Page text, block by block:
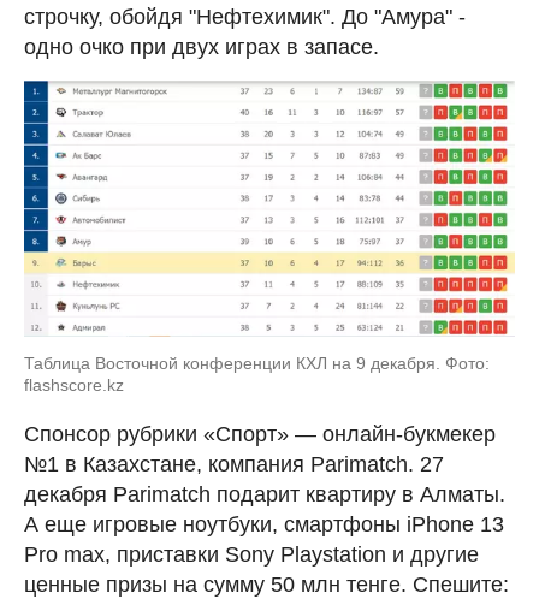
строчку, обойдя "Нефтехимик". До "Амура" -
одно очко при двух играх в запасе.
Таблица Восточной конференции КХЛ на 9 декабря. Фото:
flashscore.kz
Спонсор рубрики «Спорт» — онлайн-букмекер
№1 в Казахстане, компания Parimatch. 27
декабря Parimatch подарит квартиру в Алматы.
А еще игровые ноутбуки, смартфоны iPhone 13
Pro max, приставки Sony Playstation и другие
ценные призы на сумму 50 млн тенге. Спешите: